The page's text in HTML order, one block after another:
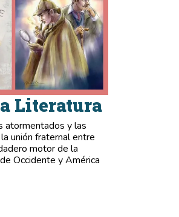
Literatura
atormentados y las
unión fraternal entre
motor de la
Occidente y América